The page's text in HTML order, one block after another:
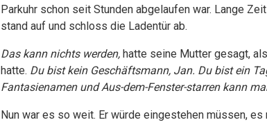
Parkuhr schon seit Stunden abgelaufen war. Lange
stand auf und schloss die Ladentür ab.
Das kann nichts werden, hatte seine Mutter gesagt,
hatte. Du bist kein Geschäftsmann, Jan. Du bist ein
Fantasienamen und Aus-dem-Fenster-starren kann
Nun war es so weit. Er würde eingestehen müssen,